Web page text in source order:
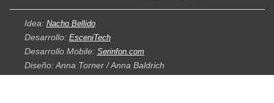
Idea: Nacho Bellido
Desarrollo: EsceniTech
Desarrollo Mobile: Serinfon.com
Diseño: Anna Torner / Anna Baldrich